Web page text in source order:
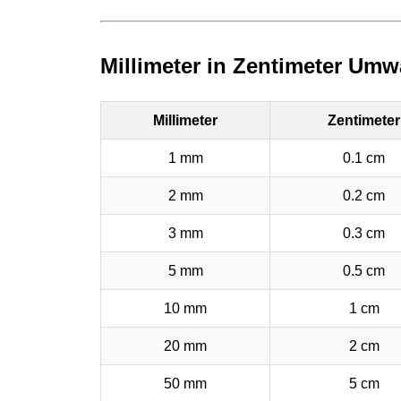
Millimeter in Zentimeter
Millimeter Zentimeter
1 mm 0.1 cm
2 mm 0.2 cm
3 mm 0.3 cm
5 mm 0.5 cm
10 mm 1 cm
20 mm 2 cm
50 mm 5 cm